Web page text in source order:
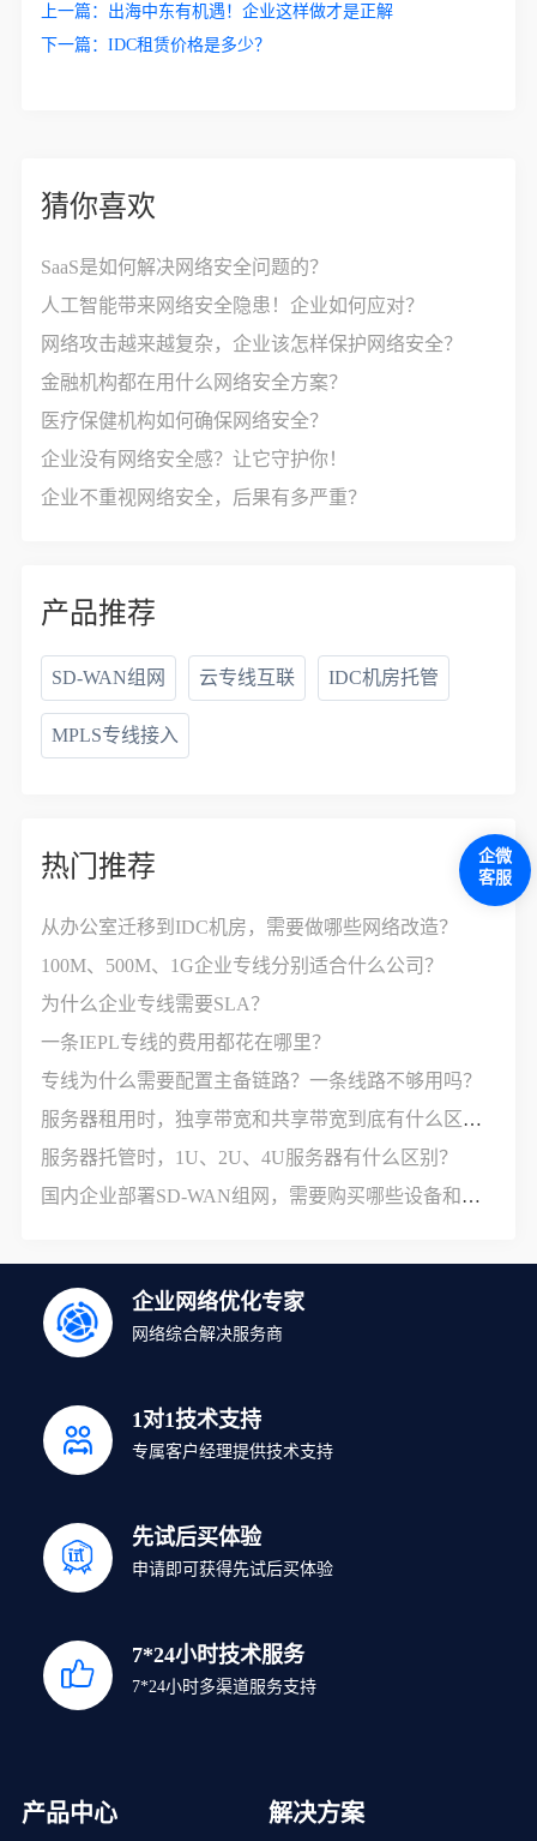
上一篇： 出海中东有机遇！企业这样做才是正解
下一篇：IDC租赁价格是多少？
猜你喜欢
SaaS是如何解决网络安全问题的？
人工智能带来网络安全隐患！企业如何应对？
网络攻击越来越复杂，企业该怎样保护网络安全？
金融机构都在用什么网络安全方案？
医疗保健机构如何确保网络安全？
企业没有网络安全感？让它守护你！
企业不重视网络安全，后果有多严重？
产品推荐
SD-WAN组网 云专线互联 IDC机房托管
MPLS专线接入
热门推荐
从办公室迁移到IDC机房，需要做哪些网络改造？
100M、500M、1G企业专线分别适合什么公司？
为什么企业专线需要SLA？
一条IEPL专线的费用都花在哪里？
专线为什么需要配置主备链路？一条线路不够用吗？
服务器租用时，独享带宽和共享带宽到底有什么区别？
服务器托管时，1U、2U、4U服务器有什么区别？
国内企业部署SD-WAN组网，需要购买哪些设备和服务？
企业网络优化专家
网络综合解决服务商
1对1技术支持
专属客户经理提供技术支持
先试后买体验
申请即可获得先试后买体验
7*24小时技术服务
7*24小时多渠道服务支持
产品中心 解决方案
企微
客服